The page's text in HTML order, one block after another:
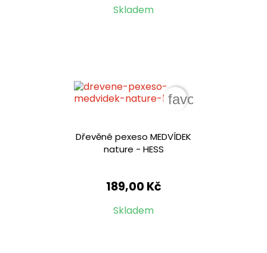
Skladem
Dřevěné pexeso MEDVÍDEK
nature - HESS
189,00 Kč
Skladem
favorite_border